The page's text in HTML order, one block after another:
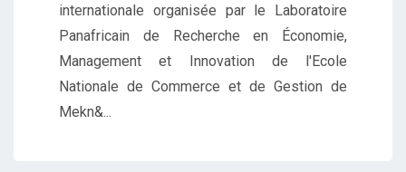
internationale organisée par le Laboratoire
Panafricain de Recherche en Économie,
Management et Innovation de l'Ecole
Nationale de Commerce et de Gestion de
Mekn&...